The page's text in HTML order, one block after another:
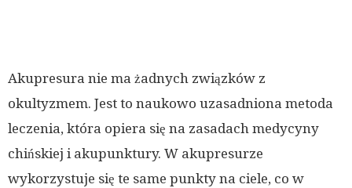
Akupresura nie ma żadnych związków z
okultyzmem. Jest to naukowo uzasadniona metoda
leczenia, która opiera się na zasadach medycyny
chińskiej i akupunktury. W akupresurze
wykorzystuje się te same punkty na ciele, co w